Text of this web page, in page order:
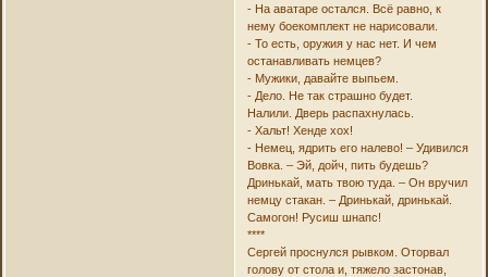
- На аватаре остался. Всё равно, к
нему боекомплект не нарисовали.
- То есть, оружия у нас нет. И чем
останавливать немцев?
- Мужики, давайте выпьем.
- Дело. Не так страшно будет.
Налили. Дверь распахнулась.
- Хальт! Хенде хох!
- Немец, ядрить его налево! – Удивился
Вовка. – Эй, дойч, пить будешь?
Дринькай, мать твою туда. – Он вручил
немцу стакан. – Дринькай, дринькай.
Самогон! Русиш шнапс!
****
Сергей проснулся рывком. Оторвал
голову от стола и, тяжело застонав,